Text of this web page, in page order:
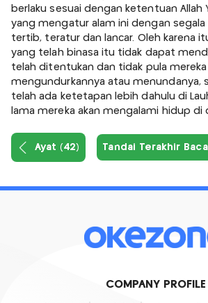
berlaku sesuai dengan ketentuan Allah
yang mengatur alam ini dengan segala
tertib, teratur dan lancar. Oleh karena
yang telah binasa itu tidak dapat
telah ditentukan dan tidak pula
mengundurkannya atau menundanya,
telah ada ketetapan lebih dahulu di
lama mereka akan mengalami hidup di
Ayat (42) Tandai Terakhir Baca
COMPANY PROFILE